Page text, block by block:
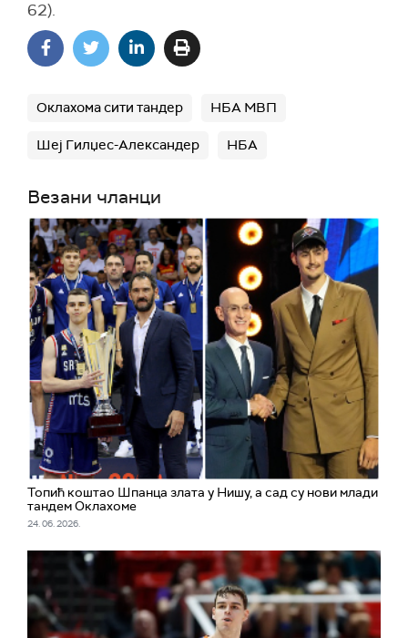
62).
Оклахома сити тандер НБА МВП
Шеј Гилџес-Александер НБА
Везани чланци
Топић коштао Шпанца злата у Нишу, а сад су нови млади
тандем Оклахоме
24. 06. 2026.